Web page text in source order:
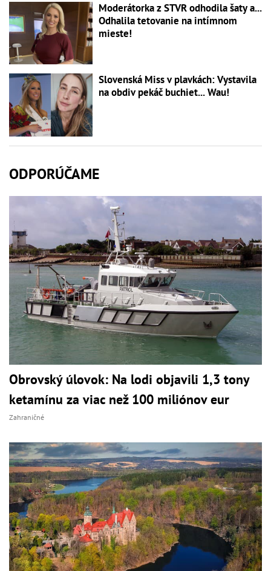
Moderátorka z STVR odhodila šaty a...
Odhalila tetovanie na intímnom
mieste!
Slovenská Miss v plavkách: Vystavila
na obdiv pekáč buchiet... Wau!
ODPORÚČAME
Obrovský úlovok: Na lodi objavili 1,3 tony
ketamínu za viac než 100 miliónov eur
Zahraničné